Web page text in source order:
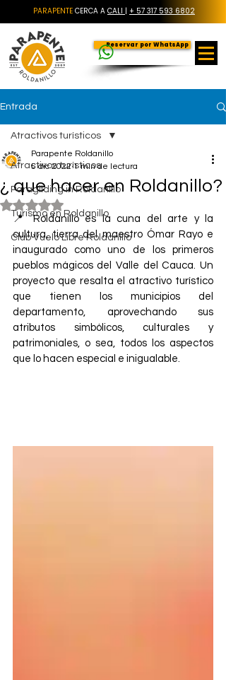
PARAPENTE CERCA A CALI | + 57 317 593 6802
Reservar por WhatsApp
Entrada
Atractivos turísticos
Paragliding in Roldanillo
Turismo en Roldanillo
Club Vuelo Libre Roldanillo
Atractivos turísticos
¿ que hacer en Roldanillo?
Parapente Roldanillo
5 dic 2022 1 min de lectura
Obtuvo NaN de 5 estrellas.
📍 Roldanillo es la cuna del arte y la
cultura, tierra del maestro Ómar Rayo e
inaugurado como uno de los primeros
pueblos mágicos del Valle del Cauca. Un
proyecto que resalta el atractivo turístico
que tienen los municipios del
departamento, aprovechando sus
atributos simbólicos, culturales y
patrimoniales, o sea, todos los aspectos
que lo hacen especial e inigualable.